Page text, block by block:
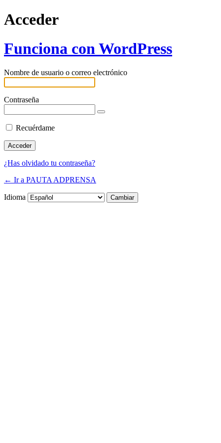
Acceder
Funciona con WordPress
Nombre de usuario o correo electrónico
Contraseña
Recuérdame
¿Has olvidado tu contraseña?
← Ir a PAUTA ADPRENSA
Idioma